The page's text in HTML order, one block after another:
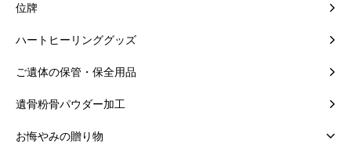
位牌
ハートヒーリンググッズ
ご遺体の保管・保全用品
遺骨粉骨パウダー加工
お悔やみの贈り物